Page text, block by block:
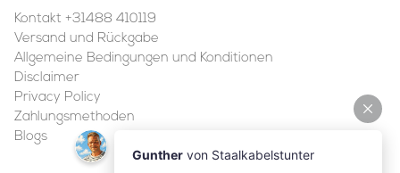
Kontakt +31488 410119
Versand und Rückgabe
Allgemeine Bedingungen und Konditionen
Disclaimer
Privacy Policy
Zahlungsmethoden
Blogs